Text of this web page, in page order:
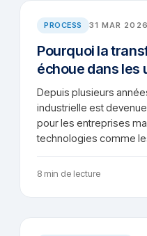
PROCESS 31 MAR 2026
Pourquoi la
échoue dans les
Depuis plusieurs
industrielle est
pour les entreprises
technologies comme
8 min de lecture